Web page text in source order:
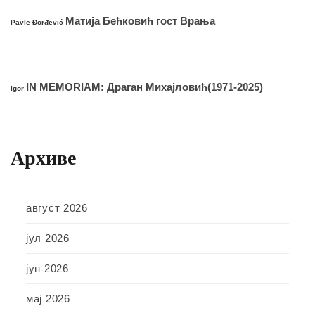
Pavle Đorđević Матија Бећковић гост Врања
Igor IN MEMORIAM: Драган Михајловић(1971-2025)
Архиве
август 2026
јул 2026
јун 2026
мај 2026